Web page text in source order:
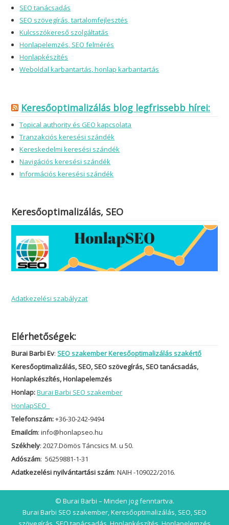
SEO tanácsadás
SEO szövegírás, tartalomfejlesztés
Kulcsszókereső szolgáltatás
Honlapelemzés, SEO felmérés
Honlapkészítés
Weboldal karbantartás, honlap karbantartás
Keresőoptimalizálás blog legfrissebb hírei:
Topical authority és GEO kapcsolata
Tranzakciós keresési szándék
Kereskedelmi keresési szándék
Navigációs keresési szándék
Információs keresési szándék
Keresőoptimalizálás, SEO
Adatkezelési szabályzat
Elérhetőségek:
Burai Barbi Ev:SEO szakember Keresőoptimalizálás szakértő
Keresőoptimalizálás, SEO, SEO szövegírás, SEO tanácsadás,
Honlapkészítés, Honlapelemzés
Honlap:Burai Barbi SEO szakember
HonlapSEO
Telefonszám:+36-30-242-9494
Emailcím: info@honlapseo.hu
Székhely: 2027.Dömös Táncsics M. u 50.
Adószám: 56259881-1-31
Adatkezelési nyilvántartási szám: NAIH -109022/2016.
© Burai Barbi – Minden jog fenntartva.
Burai Barbi SEO szakember, Keresőoptimalizálás, SEO, SEO